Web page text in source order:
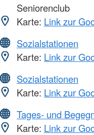
Seniorenclub
Karte: Link zur
Sozialstationen
Karte: Link zur
Sozialstationen
Karte: Link zur
Tages- und
Karte: Link zur